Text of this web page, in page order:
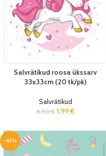
Salvrätikud roosa ükssarv
33x33cm (20 tk/pk)
Salvrätikud
3,50€ 1,99€
-43%